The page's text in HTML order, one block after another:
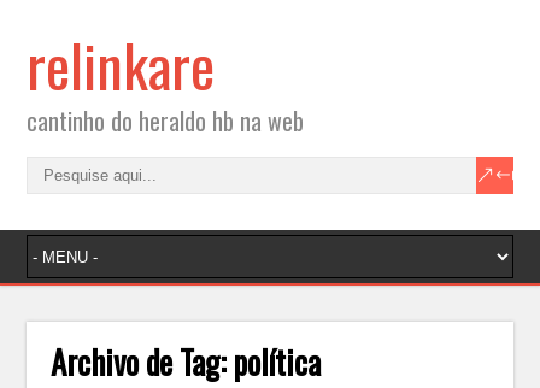
relinkare
cantinho do heraldo hb na web
Archivo de Tag:política